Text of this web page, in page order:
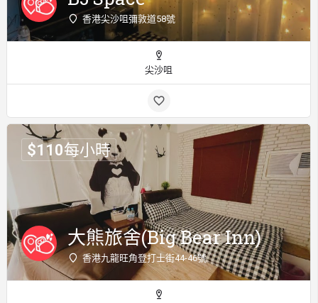
香港尖沙咀彌敦道58號
尖沙咀
大熊旅舍(Big Bear Inn)
香港九龍旺角登打士街44-46號
$110每小時